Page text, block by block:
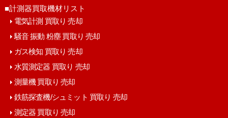
■計測器買取機材リスト
電気計測 買取り 売却
騒音 振動 粉塵 買取り 売却
ガス検知 買取り 売却
水質測定器 買取り 売却
測量機 買取り 売却
鉄筋探査機/シュミット 買取り 売却
測定器 買取り 売却